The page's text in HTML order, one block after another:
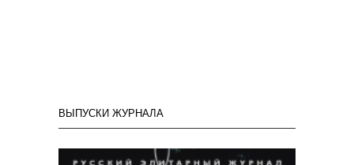
ВЫПУСКИ ЖУРНАЛА